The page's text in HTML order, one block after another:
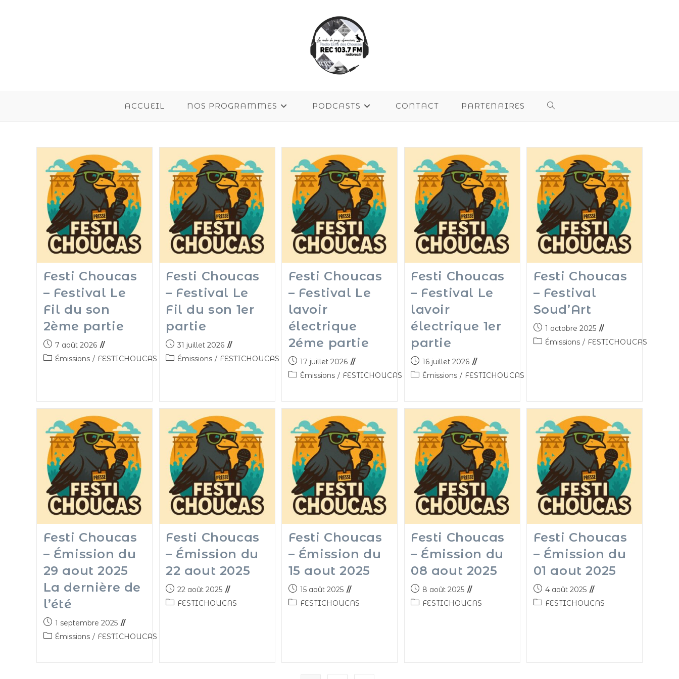
ACCUEIL NOS PROGRAMMES PODCASTS CONTACT PARTENAIRES
Festi Choucas
– Festival Le
Fil du son
2ème partie
7 août 2026
Émissions / FESTICHOUCAS
Festi Choucas
– Festival Le
Fil du son 1er
partie
31 juillet 2026
Émissions / FESTICHOUCAS
Festi Choucas
– Festival Le
lavoir
électrique
2éme partie
17 juillet 2026
Émissions / FESTICHOUCAS
Festi Choucas
– Festival Le
lavoir
électrique 1er
partie
16 juillet 2026
Émissions / FESTICHOUCAS
Festi Choucas
– Festival
Soud’Art
1 octobre 2025
Émissions / FESTICHOUCAS
Festi Choucas
– Émission du
29 aout 2025
La dernière de
l’été
1 septembre 2025
Émissions / FESTICHOUCAS
Festi Choucas
– Émission du
22 aout 2025
22 août 2025
FESTICHOUCAS
Festi Choucas
– Émission du
15 aout 2025
15 août 2025
FESTICHOUCAS
Festi Choucas
– Émission du
08 aout 2025
8 août 2025
FESTICHOUCAS
Festi Choucas
– Émission du
01 aout 2025
4 août 2025
FESTICHOUCAS